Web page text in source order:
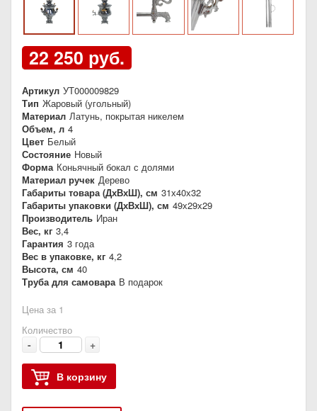
22 250 руб.
Артикул УТ000009829
Тип Жаровый (угольный)
Материал Латунь, покрытая никелем
Объем, л 4
Цвет Белый
Состояние Новый
Форма Коньячный бокал с долями
Материал ручек Дерево
Габариты товара (ДхВхШ), см 31х40х32
Габариты упаковки (ДхВхШ), см 49х29х29
Производитель Иран
Вес, кг 3,4
Гарантия 3 года
Вес в упаковке, кг 4,2
Высота, см 40
Труба для самовара В подарок
Цена за 1
Количество
- +
В корзину